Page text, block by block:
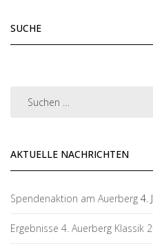
SUCHE
AKTUELLE NACHRICHTEN
Spendenaktion am Auerberg 4.
Ergebnisse 4. Auerberg Klassik